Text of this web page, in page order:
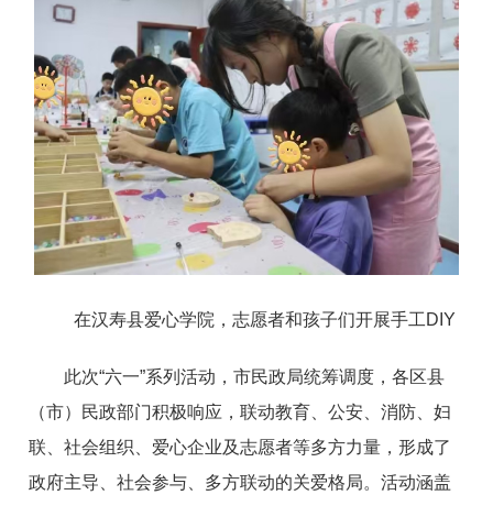
在汉寿县爱心学院，志愿者和孩子们开展手工DIY
此次“六一”系列活动，市民政局统筹调度，各区县
（市）民政部门积极响应，联动教育、公安、消防、妇
联、社会组织、爱心企业及志愿者等多方力量，形成了
政府主导、社会参与、多方联动的关爱格局。活动涵盖